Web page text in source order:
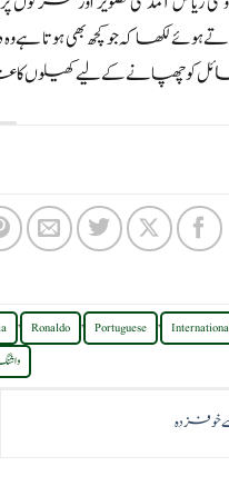
ہوئے لکھا کہ جو کچھ بھی
کو چھپانے کے لیے کھیلوں کا
,
Portuguese
,
Ronaldo
,
خوفزدہ